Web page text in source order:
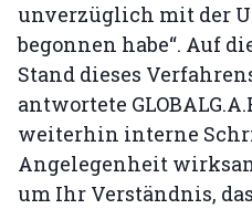
unverzüglich mit der
begonnen habe“. Auf
Stand dieses
antwortete
weiterhin interne
Angelegenheit
um Ihr Verständnis,